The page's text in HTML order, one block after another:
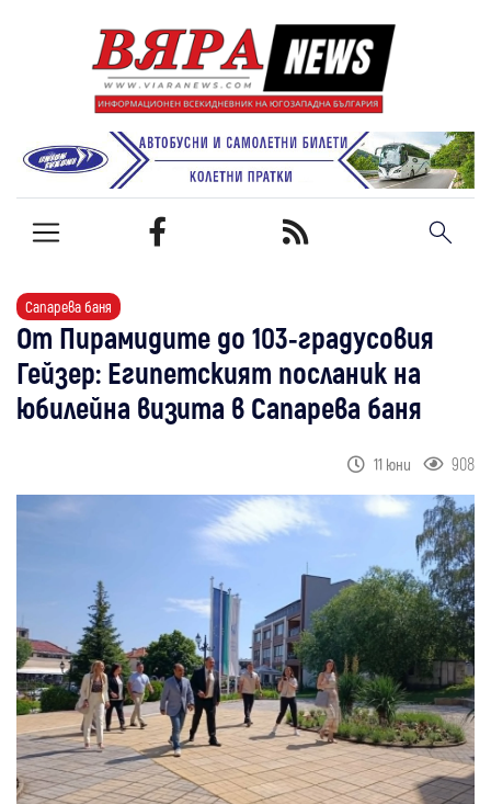
Сапарева баня
От Пирамидите до 103-градусовия
Гейзер: Египетският посланик на
юбилейна визита в Сапарева баня
11 юни 908